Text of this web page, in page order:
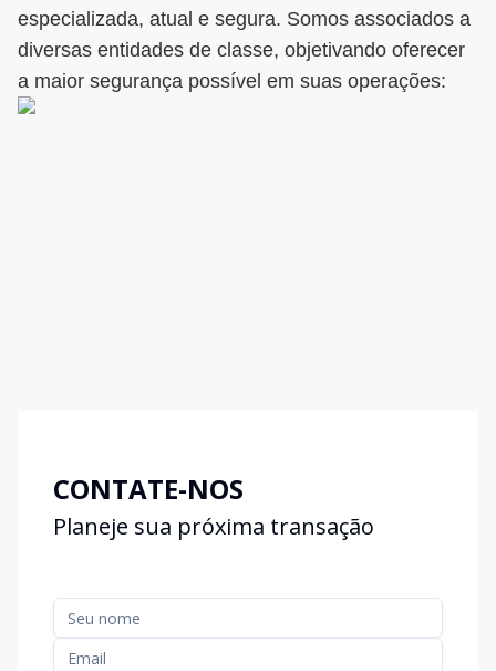
especializada, atual e segura. Somos associados a
diversas entidades de classe, objetivando oferecer
a maior segurança possível em suas operações:
CONTATE-NOS
Planeje sua próxima transação